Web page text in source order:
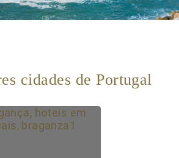
cidades de Portugal